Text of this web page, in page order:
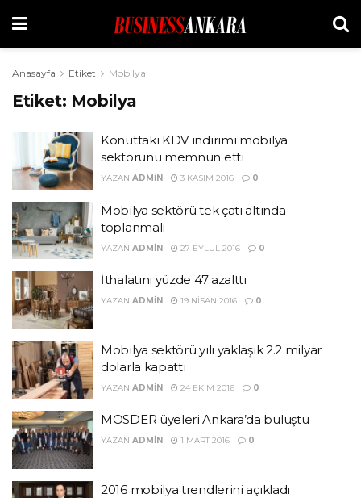
Anasayfa Etiket Mobilya
Etiket: Mobilya
Konuttaki KDV indirimi mobilya
sektörünü memnun etti
YAZAN ADMIN 3 KASIM 2016 0
Mobilya sektörü tek çatı altında
toplanmalı
YAZAN ADMIN 27 EYLÜL 2016 0
İthalatını yüzde 47 azalttı
YAZAN ADMIN 19 NISAN 2016 0
Mobilya sektörü yılı yaklaşık 2.2 milyar
dolarla kapattı
YAZAN ADMIN 24 EKIM 2016 0
MOSDER üyeleri Ankara’da buluştu
YAZAN ADMIN 1 MART 2016 0
2016 mobilya trendlerini açıkladı